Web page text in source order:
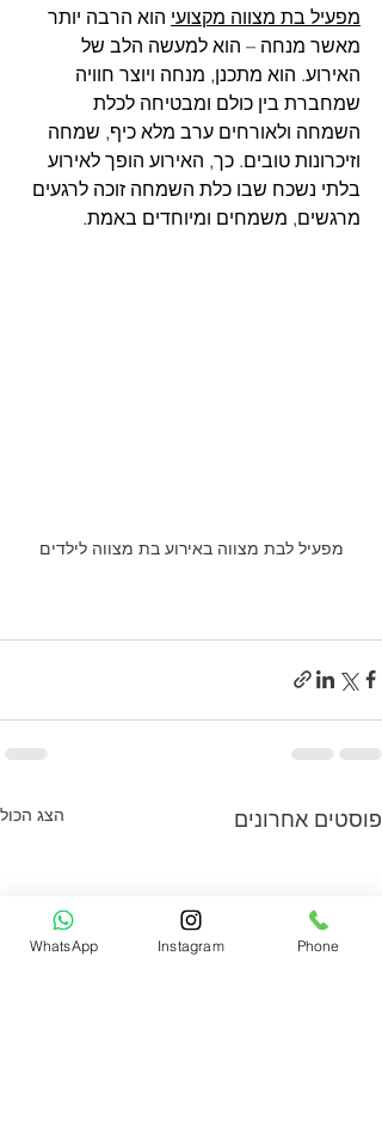
מפעיל בת מצווה מקצועי הוא הרבה יותר
מאשר מנחה – הוא למעשה הלב של
האירוע. הוא מתכנן, מנחה ויוצר חוויה
שמחברת בין כולם ומבטיחה לכלת
השמחה ולאורחים ערב מלא כיף, שמחה
וזיכרונות טובים. כך, האירוע הופך לאירוע
בלתי נשכח שבו כלת השמחה זוכה לרגעים
מרגשים, משמחים ומיוחדים באמת.
מפעיל לבת מצווה באירוע בת מצווה לילדים
פוסטים אחרונים הצג הכול
WhatsApp Instagram Phone